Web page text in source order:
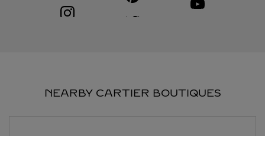
Visit us on Instagram
Link Opens in New Tab
Visit us on Twitter
Link Opens in New Tab
NEARBY CARTIER BOUTIQUES